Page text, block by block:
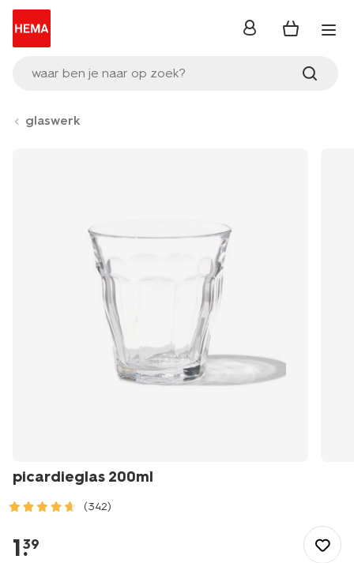
waar ben je naar op zoek?
inloggen
glaswerk
picardieglas 200ml
(342)
tafelen/glaswerk/picardieglas-
200ml-
1.
39